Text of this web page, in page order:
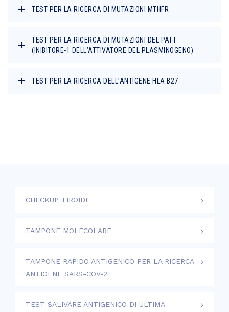
TEST PER LA RICERCA DI MUTAZIONI MTHFR
TEST PER LA RICERCA DI MUTAZIONI DEL PAI-I
(INIBITORE-1 DELL’ATTIVATORE DEL PLASMINOGENO)
TEST PER LA RICERCA DELL’ANTIGENE HLA B27
CHECKUP TIROIDE
TAMPONE MOLECOLARE
TAMPONE RAPIDO ANTIGENICO PER LA RICERCA
ANTIGENE SARS-COV-2
TEST SALIVARE ANTIGENICO DI ULTIMA